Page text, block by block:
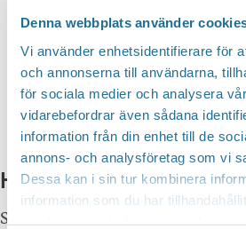
Denna webbplats använder
Vi använder enhetsidentifierare för
och annonserna till användarna,
för sociala medier och analysera
vidarebefordrar även sådana
information från din enhet till de
annons- och analysföretag som vi
Dessa kan i sin tur kombinera
information som du har
Prenumerera på
Hittar du inte vad du
Sök här...